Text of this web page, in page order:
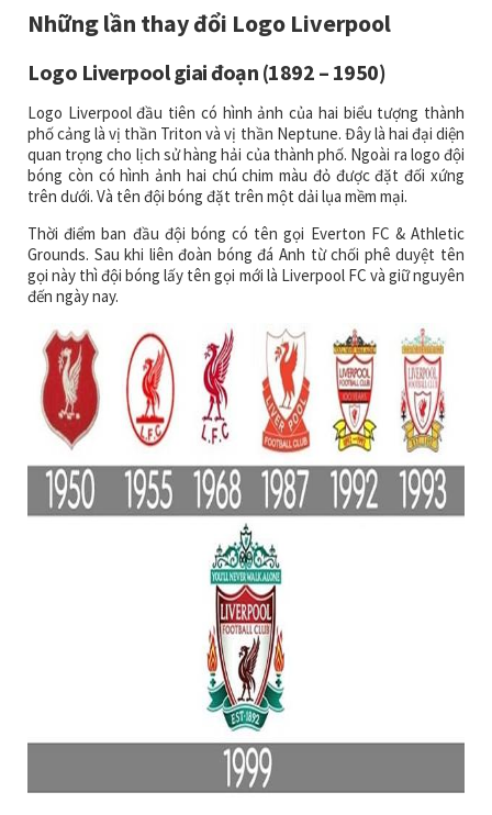
Những lần thay đổi Logo Liverpool
Logo Liverpool giai đoạn (1892 – 1950)
Logo Liverpool đầu tiên có hình ảnh của hai biểu tượng thành
phố cảng là vị thần Triton và vị thần Neptune. Đây là hai đại diện
quan trọng cho lịch sử hàng hải của thành phố. Ngoài ra logo đội
bóng còn có hình ảnh hai chú chim màu đỏ được đặt đối xứng
trên dưới. Và tên đội bóng đặt trên một dải lụa mềm mại.
Thời điểm ban đầu đội bóng có tên gọi Everton FC & Athletic
Grounds. Sau khi liên đoàn bóng đá Anh từ chối phê duyệt tên
gọi này thì đội bóng lấy tên gọi mới là Liverpool FC và giữ nguyên
đến ngày nay.